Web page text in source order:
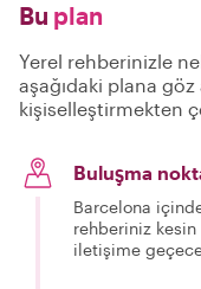
Bu plan
Yerel rehberinizle
aşağıdaki plana
kişiselleştirmekten
Buluşma
Barcelona
rehberiniz
iletişime